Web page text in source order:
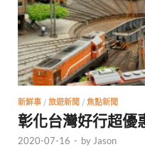
新鮮事 / 旅遊新聞 / 焦點新聞
彰化台灣好行超優
2020-07-16 - by Jason